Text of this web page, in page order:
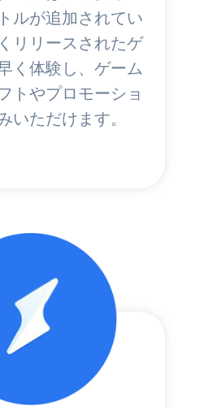
ルが追加されてい
リリースされたゲ
く体験し、ゲーム
トやプロモーショ
いただけます。